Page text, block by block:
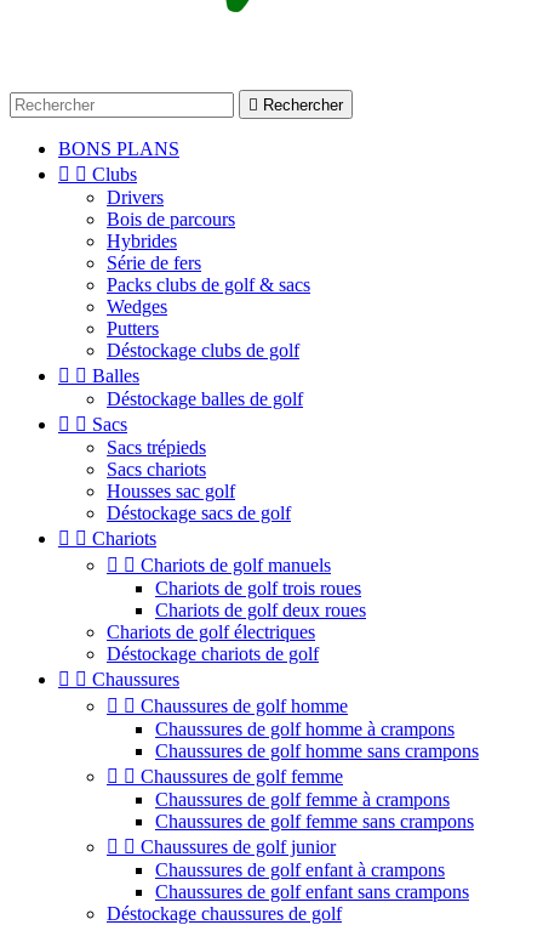
 Rechercher
BONS PLANS
  Clubs
Drivers
Bois de parcours
Hybrides
Série de fers
Packs clubs de golf & sacs
Wedges
Putters
Déstockage clubs de golf
  Balles
Déstockage balles de golf
  Sacs
Sacs trépieds
Sacs chariots
Housses sac golf
Déstockage sacs de golf
  Chariots
  Chariots de golf manuels
Chariots de golf trois roues
Chariots de golf deux roues
Chariots de golf électriques
Déstockage chariots de golf
  Chaussures
  Chaussures de golf homme
Chaussures de golf homme à crampons
Chaussures de golf homme sans crampons
  Chaussures de golf femme
Chaussures de golf femme à crampons
Chaussures de golf femme sans crampons
  Chaussures de golf junior
Chaussures de golf enfant à crampons
Chaussures de golf enfant sans crampons
Déstockage chaussures de golf